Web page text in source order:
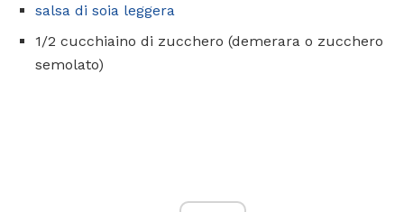
salsa di soia leggera
1/2 cucchiaino di zucchero (demerara o zucchero
semolato)